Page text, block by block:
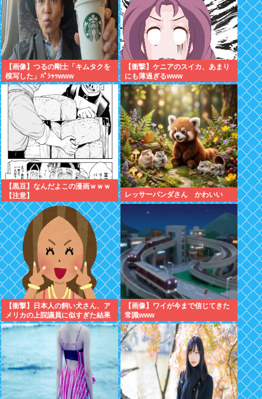
【画像】つるの剛士「キムタクを
模写した」ﾊﾟｼｬｯwww
【衝撃】ケニアのスイカ、あまり
にも薄過ぎるwww
【黒豆】なんだよこの漫画ｗｗｗ
【注意】
レッサーパンダさん かわいい
【衝撃】日本人の飼い犬さん、ア
メリカの上院議員に似すぎた結果
www
【画像】ワイが今まで信じてきた
常識www